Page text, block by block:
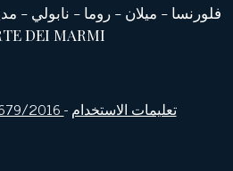
فلورنسا - ميلان - روما - نابولي -
DEI MARMI
679/2016-تعليمات الاستخدام